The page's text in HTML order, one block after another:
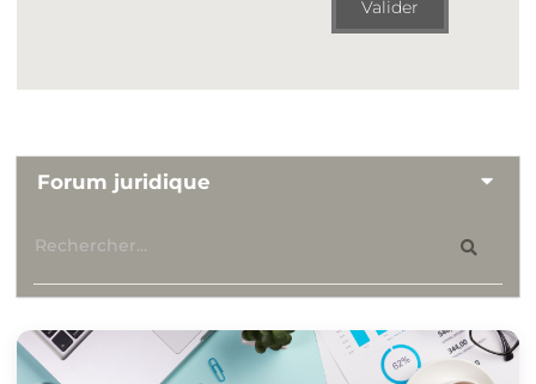
Valider
Forum juridique